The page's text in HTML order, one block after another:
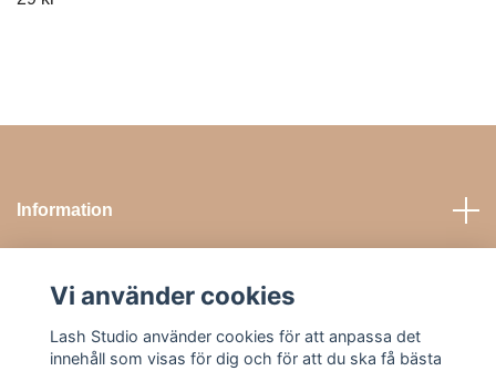
Information
Kontakta oss
Vi använder cookies
Lash Studio använder cookies för att anpassa det
innehåll som visas för dig och för att du ska få bästa